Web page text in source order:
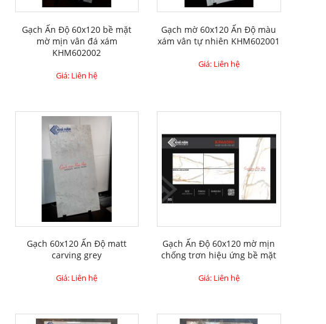
Gạch Ấn Độ 60x120 bề mặt
mờ mịn vân đá xám
KHM602002
Giá: Liên hệ
Gạch mờ 60x120 Ấn Độ màu
xám vân tự nhiên KHM602001
Giá: Liên hệ
Gạch 60x120 Ấn Độ matt
carving grey
Giá: Liên hệ
Gạch Ấn Độ 60x120 mờ mịn
chống trơn hiệu ứng bề mặt
Giá: Liên hệ